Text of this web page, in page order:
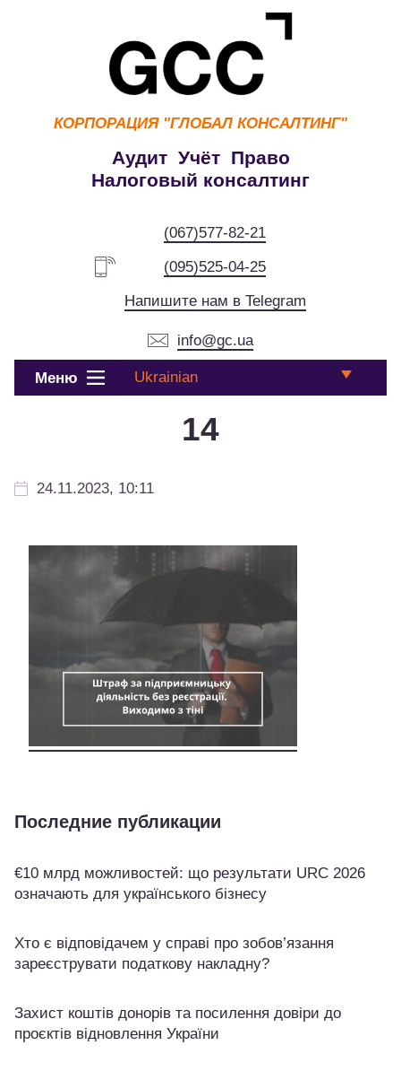
КОРПОРАЦИЯ "ГЛОБАЛ КОНСАЛТИНГ"
Аудит Учёт Право
Налоговый консалтинг
(067)577-82-21
(095)525-04-25
Напишите нам в Telegram
info@gc.ua
Меню Ukrainian
14
24.11.2023, 10:11
Последние публикации
€10 млрд можливостей: що результати URC 2026
означають для українського бізнесу
Хто є відповідачем у справі про зобов’язання
зареєструвати податкову накладну?
Захист коштів донорів та посилення довіри до
проєктів відновлення України